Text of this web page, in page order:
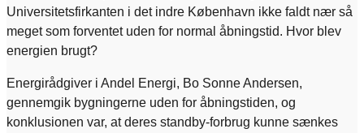
Universitetsfirkanten i det indre København ikke faldt nær så
meget som forventet uden for normal åbningstid. Hvor blev
energien brugt?
Energirådgiver i Andel Energi, Bo Sonne Andersen,
gennemgik bygningerne uden for åbningstiden, og
konklusionen var, at deres standby-forbrug kunne sænkes